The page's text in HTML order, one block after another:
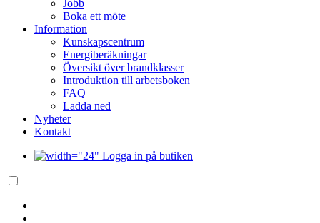
Jobb
Boka ett möte
Information
Kunskapscentrum
Energiberäkningar
Översikt över brandklasser
Introduktion till arbetsboken
FAQ
Ladda ned
Nyheter
Kontakt
Logga in på butiken